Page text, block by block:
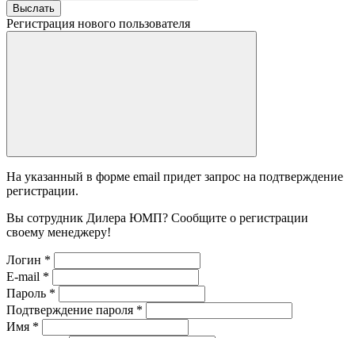
Выслать
Регистрация нового пользователя
На указанный в форме email придет запрос на подтверждение
регистрации.
Вы сотрудник Дилера ЮМП? Сообщите о регистрации
своему менеджеру!
Логин *
E-mail *
Пароль *
Подтверждение пароля *
Имя *